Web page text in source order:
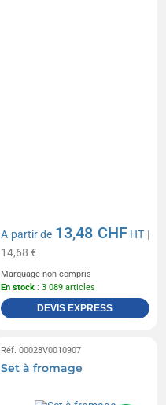
A partir de 13,48 CHF HT |
14,68 €
Marquage non compris
En stock : 3 089 articles
DEVIS EXPRESS
Réf. 00028V0010907
Set à fromage